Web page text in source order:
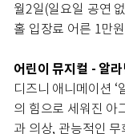
월2일(일요일 공연
홀 입장료 어른 1만
어린이 뮤지컬 - 알
디즈니 애니메이션 ‘
의 힘으로 세워진 아
과 의상, 관능적인